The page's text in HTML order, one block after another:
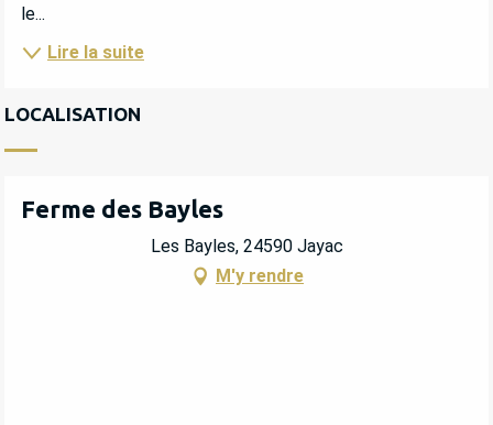
le...
Lire la suite
LOCALISATION
Ferme des Bayles
Les Bayles, 24590 Jayac
M'y rendre